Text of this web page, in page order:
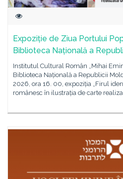
Expoziție de Ziua Portului
Biblioteca Națională a
Institutul Cultural Român „Mihai
Biblioteca Națională a Republicii
2026, ora 16. 00, expoziția „Firul
românesc în ilustrația de carte